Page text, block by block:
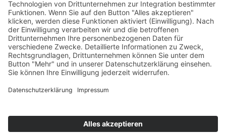
Suchen & Finden Datenschutz
Cookie-Einstellungen
Impressum Datenschutz